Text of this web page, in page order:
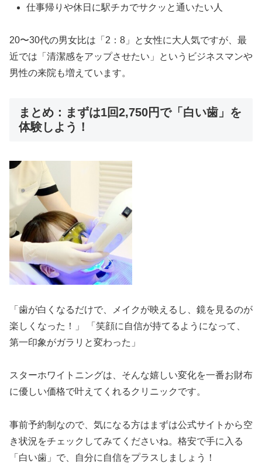
仕事帰りや休日に駅チカでサクッと通いたい人
20〜30代の男女比は「2：8」と女性に大人気ですが、最
近では「清潔感をアップさせたい」というビジネスマンや
男性の来院も増えています。
まとめ：まずは1回2,750円で「白い歯」を
体験しよう！
「歯が白くなるだけで、メイクが映えるし、鏡を見るのが
楽しくなった！」 「笑顔に自信が持てるようになって、
第一印象がガラリと変わった」
スターホワイトニングは、そんな嬉しい変化を一番お財布
に優しい価格で叶えてくれるクリニックです。
事前予約制なので、気になる方はまずは公式サイトから空
き状況をチェックしてみてくださいね。格安で手に入る
「白い歯」で、自分に自信をプラスしましょう！